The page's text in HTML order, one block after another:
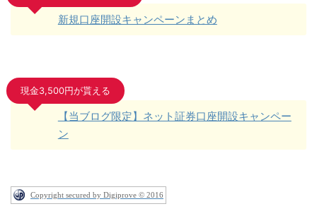
新規口座開設キャンペーンまとめ
現金3,500円が貰える
【当ブログ限定】ネット証券口座開設キャンペー
ン
Copyright secured by Digiprove © 2016